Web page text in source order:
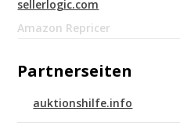
sellerlogic.com
Amazon Repricer
Partnerseiten
auktionshilfe.info